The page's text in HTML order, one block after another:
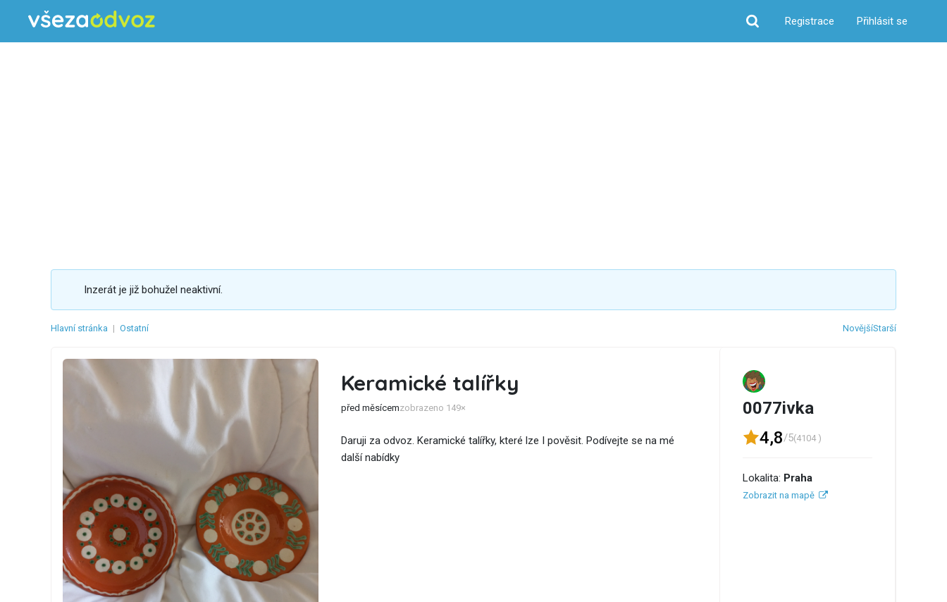
Hledat
Registrace Přihlásit se
Inzerát je již bohužel neaktivní.
Hlavní stránka | Ostatní NovějšíStarší
Keramické talířky
před měsícemzobrazeno 149×
Daruji za odvoz. Keramické talířky, které lze I pověsit. Podívejte se na mé
další nabídky
0077ivka
4,8/5(4104 )
Lokalita: Praha
Zobrazit na mapě